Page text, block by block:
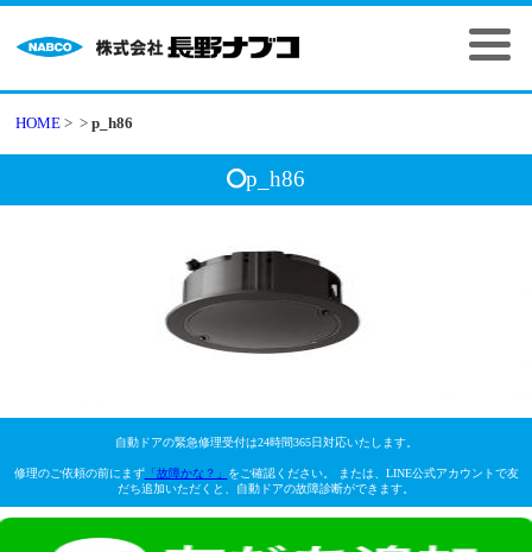
HOME > >p_h86
p_h86
自動ドアの緊急修理受付は24時間365日対応いたします。
修理のご依頼の前にまず「故障かな？」
をご確認ください。 または、LINE公式アカウントで友
だち追加いただくと、自動ドアの故障診断ができます。